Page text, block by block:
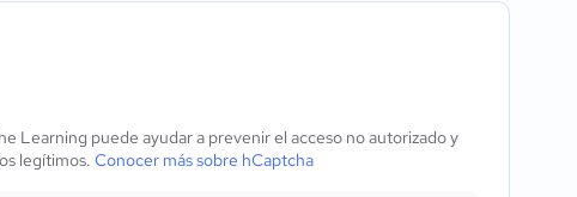
Learning puede ayudar a prevenir el acceso no autorizado y
legítimos. Conocer más sobre hCaptcha